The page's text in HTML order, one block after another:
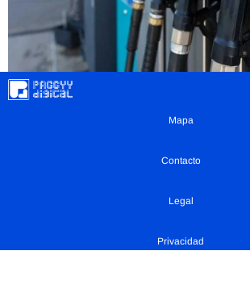
Mapa
Contacto
Legal
Privacidad